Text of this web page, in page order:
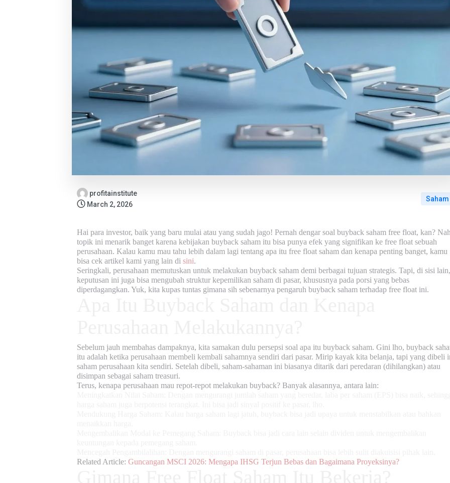
profitainstitute
March 2, 2026
Saham
Hai para investor, baik yang baru mulai atau yang sudah jago! Pernah dengar soal buyback saham free float, kan?
topik ini menarik banget karena kebijakan buyback saham itu bisa punya efek yang signifikan ke free floatsebuah
perusahaan. Kalau kamu mau tahu lebih dalam lagi tentang apa itu free float saham dan kenapa penting banget, kamu
bisa cek artikel kami yang lain di sini.
Seringkali, perusahaan memutuskan untuk melakukan buyback saham demi berbagai tujuan strategis. Tapi, di sisi lain,
keputusan ini juga bisa mengubah struktur kepemilikan saham di pasar, khususnya pada porsi yang bebas
diperdagangkan. Yuk, kita kupas tuntas gimana sih sebenarnya pengaruh buyback saham terhadap free float ini.
Sebelum jauh membahas dampaknya, kita samakan dulu persepsi soal apa itu buyback saham. Gini lho, buyback
itu adalah ketika perusahaan membeli kembali sahamnya sendiri dari pasar. Mirip kayak kita belanja, tapi yang dibeli
saham perusahaan kita sendiri. Setelah dibeli, saham-sahaman ini biasanya ditarik dari peredaran (dihilangkan) atau
disimpan sebagai saham treasuri.
Terus, kenapa perusahaan mau repot-repot melakukan buyback? Banyak alasannya, antara lain:
Related Article: Guncangan MSCI 2026: Mengapa IHSG Terjun Bebas dan Bagaimana Proyeksinya?